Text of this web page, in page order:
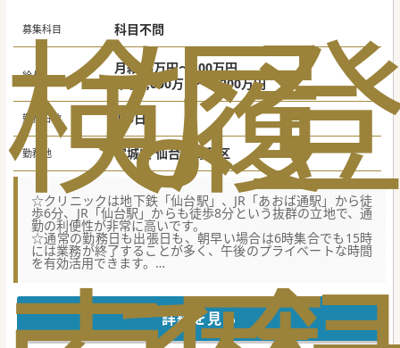
検
な
履
募集科目 科目不問
給与
月給83万円～100万円
年収1,000万円～1,200万円
勤務日数 週5日
勤務地 宮城県 仙台市青葉区
☆クリニックは地下鉄「仙台駅」、JR「あおば通駅」から徒
歩6分、JR「仙台駅」からも徒歩8分という抜群の立地で、通
勤の利便性が非常に高いです。
☆通常の勤務日も出張日も、朝早い場合は6時集合でも15時
には業務が終了することが多く、午後のプライベートな時間
を有効活用できます。
☆巡回先によっては出張対応となりますので、各地のグルメ
や宿泊を楽しみながら対応いただける方へおすすめとなりま
す！
【医療機関情報】
■健康診断は人間ドックや健診結果を出すだけでなく、受診
詳細を見る